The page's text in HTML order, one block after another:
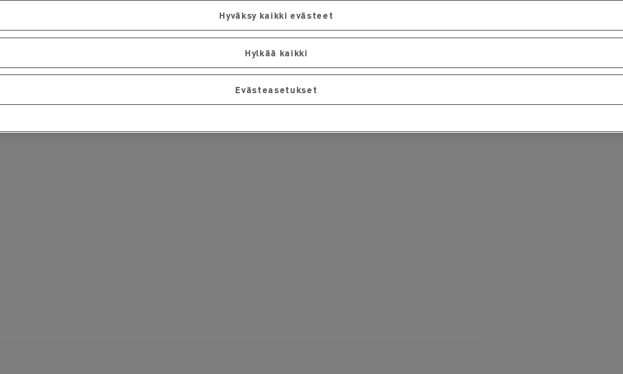
Hyväksy kaikki evästeet
Hylkää kaikki
Evästeasetukset